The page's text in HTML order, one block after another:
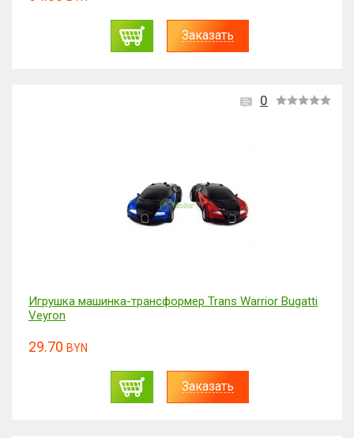
Заказать
0
Игрушка машинка-трансформер Trans Warrior Bugatti
Veyron
29.70 BYN
Заказать